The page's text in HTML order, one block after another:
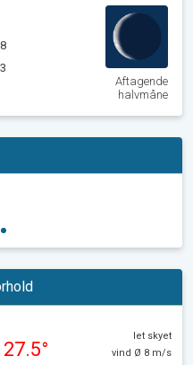
Aftagende
halvmåne
27.5°
let skyet
vind Ø 8 m/s